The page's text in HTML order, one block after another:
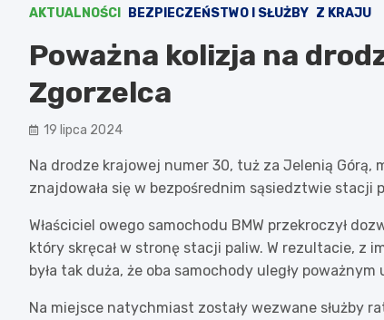
AKTUALNOŚCI BEZPIECZEŃSTWO I SŁUŻBY Z KRAJU
Poważna kolizja na
Zgorzelca
19 lipca 2024
Na drodze krajowej numer 30, tuż za Jelenią Górą,
znajdowała się w bezpośrednim sąsiedztwie stacji
Właściciel owego samochodu BMW przekroczył
który skręcał w stronę stacji paliw. W rezultacie, z
była tak duża, że oba samochody uległy poważnym
Na miejsce natychmiast zostały wezwane służby